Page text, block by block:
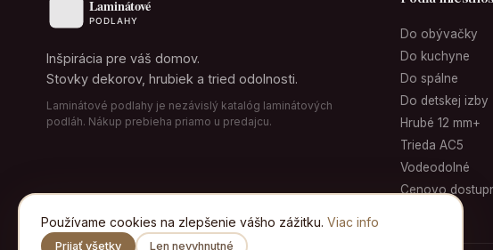
Používame cookies na zlepšenie vášho zážitku. Viac info
Prijať všetky Len nevyhnutné
Inšpirácia pre váš domov.
Stovky dekorov, hrubiek a tried odolnosti.
Laminátové podlahy je nezávislý katalóg laminátových
podláh. Nákup prebieha priamo u predajcu.
Do obývačky
Do kuchyne
Do spálne
Do detskej izby
Hrubé 12 mm+
Trieda AC5
Vodeodolné
Cenovo